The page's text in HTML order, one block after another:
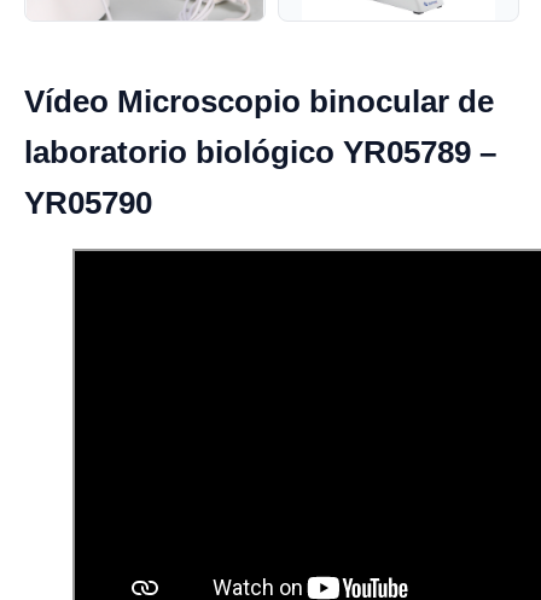
Vídeo Microscopio binocular de
laboratorio biológico YR05789 –
YR05790